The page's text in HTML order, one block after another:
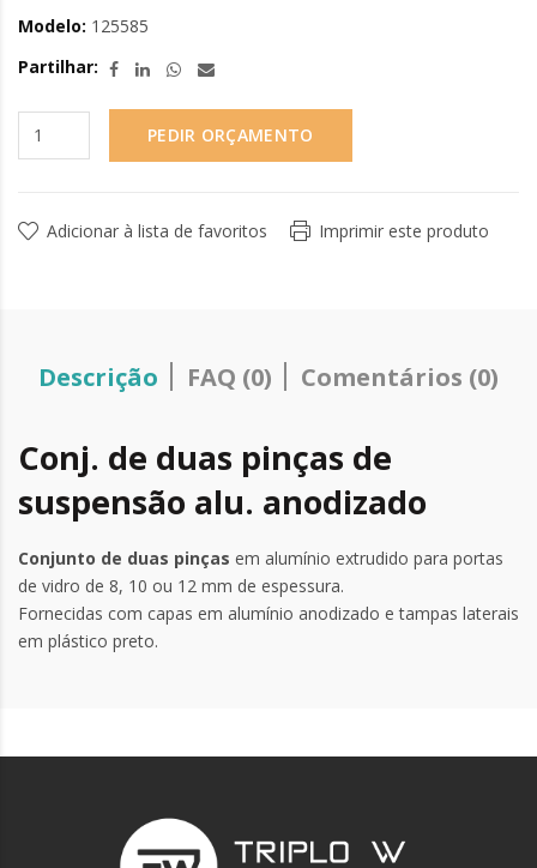
Modelo: 125585
Partilhar:
PEDIR ORÇAMENTO
Adicionar à lista de favoritos Imprimir este produto
Descrição FAQ (0) Comentários (0)
Conj. de duas pinças de
suspensão alu. anodizado
Conjunto de duas pinças em alumínio extrudido para portas
de vidro de 8, 10 ou 12 mm de espessura.
Fornecidas com capas em alumínio anodizado e tampas laterais
em plástico preto.